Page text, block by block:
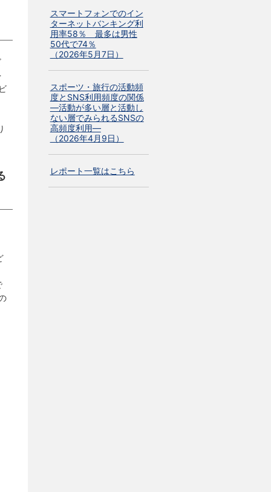
スマートフォンでのイン
ターネットバンキング利
用率58％ 最多は男性
50代で74％
（2026年5月7日）
スポーツ・旅行の活動頻
度とSNS利用頻度の関係
―活動が多い層と活動し
ない層でみられるSNSの
高頻度利用―
（2026年4月9日）
レポート一覧はこちら